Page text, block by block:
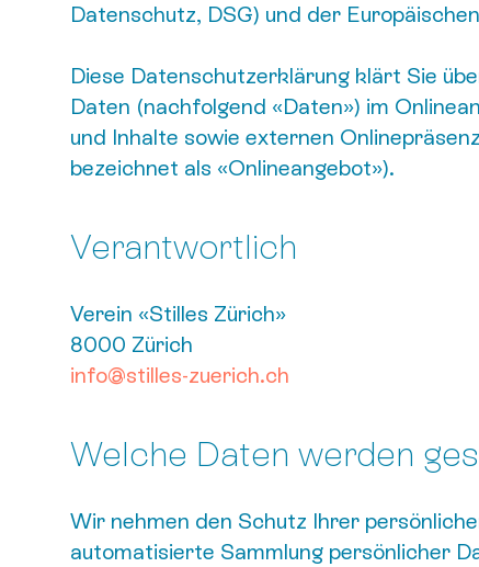
Datenschutz, DSG) und der
Diese Datenschutzerklärung klärt Sie
Daten (nachfolgend «Daten») im
und Inhalte sowie externen
bezeichnet als «Onlineangebot»).
Verantwortlich
Verein «Stilles Zürich»
8000 Zürich
info@stilles-zuerich.ch
Welche Daten werden
Wir nehmen den Schutz Ihrer
automatisierte Sammlung persönlicher